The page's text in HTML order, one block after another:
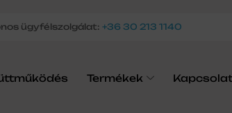
ügyfélszolgálat: +36 30 213 1140
Termékek Kapcsolat